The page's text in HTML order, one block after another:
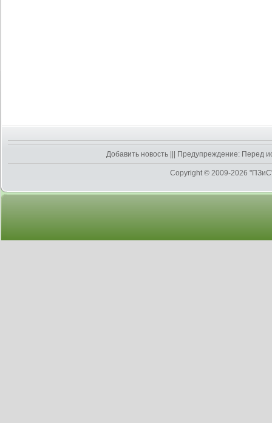
Добавить новость ||| Предупреждение: Перед
Copyright © 2009-2026